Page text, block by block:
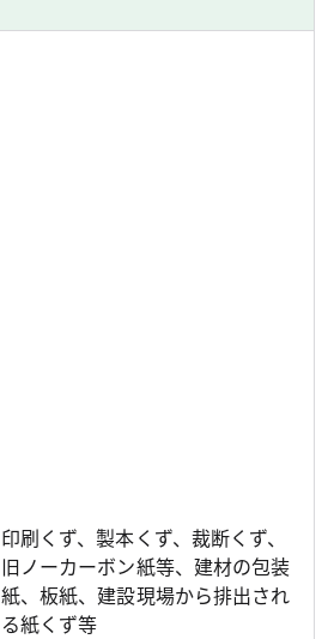
印刷くず、製本くず、裁断くず、
旧ノーカーボン紙等、建材の包装
紙、板紙、建設現場から排出され
る紙くず等